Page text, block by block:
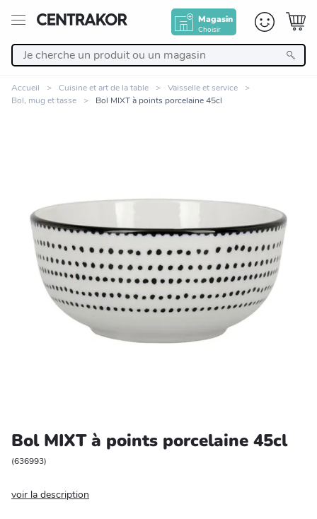
Magasin
Choisir
Linge de maison
Meuble
Cuisine et art de la table
Salle de bain et beauté
Entretien et rangement
Bricolage et auto
Accueil Cuisine et art de la table
Vaisselle et service
Bol, mug et tasse
Bol MIXT à points porcelaine 45cl
Zoomer sur l'image
Bol MIXT à points porcelaine 45cl
(636993)
voir la description